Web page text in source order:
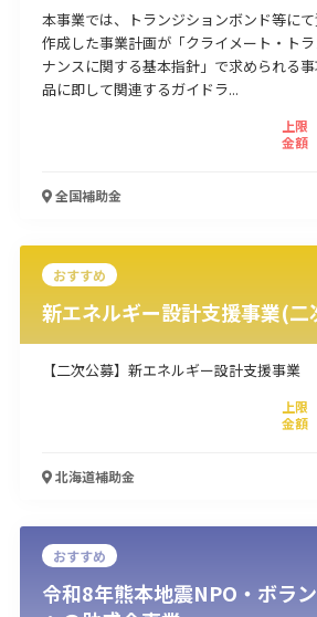
宿泊･旅館業
その他
使い道
海外展
起業・創業
受付中のみ
本事業では、トランジションボンド等に
作成した事業計画が「クライメート・ト
ナンスに関する基本指針」で求められる
品に即して関連するガイドラ...
上限
金額
全国補助金
おすすめ
新エネルギー設計支援事業(二
【二次公募】新エネルギー設計支援事業
上限
金額
北海道補助金
おすすめ
令和8年熊本地震NPO・ボラ